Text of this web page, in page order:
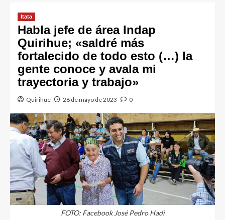
Itata
Habla jefe de área Indap
Quirihue; «saldré más
fortalecido de todo esto (…) la
gente conoce y avala mi
trayectoria y trabajo»
Quirihue 28 de mayo de 2023 0
FOTO: Facebook José Pedro Hadi